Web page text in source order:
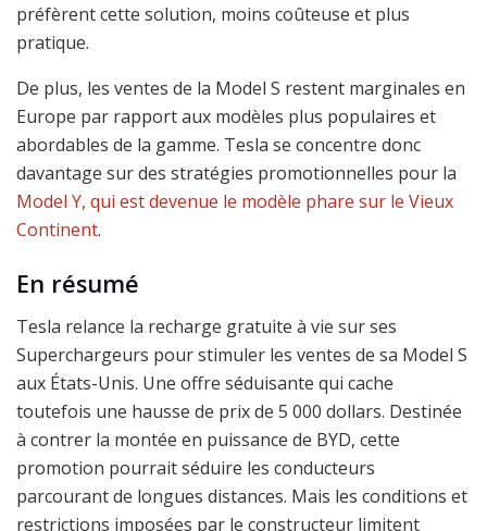
préfèrent cette solution, moins coûteuse et plus
pratique.
De plus, les ventes de la Model S restent marginales en
Europe par rapport aux modèles plus populaires et
abordables de la gamme. Tesla se concentre donc
davantage sur des stratégies promotionnelles pour la
Model Y, qui est devenue le modèle phare sur le Vieux
Continent.
En résumé
Tesla relance la recharge gratuite à vie sur ses
Superchargeurs pour stimuler les ventes de sa Model S
aux États-Unis. Une offre séduisante qui cache
toutefois une hausse de prix de 5 000 dollars. Destinée
à contrer la montée en puissance de BYD, cette
promotion pourrait séduire les conducteurs
parcourant de longues distances. Mais les conditions et
restrictions imposées par le constructeur limitent